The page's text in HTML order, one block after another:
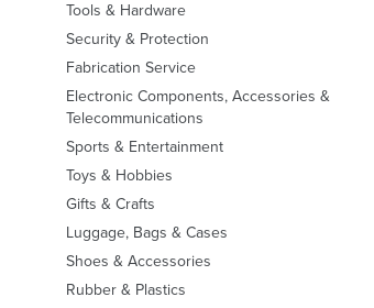
Tools & Hardware
Security & Protection
Fabrication Service
Electronic Components, Accessories &
Telecommunications
Sports & Entertainment
Toys & Hobbies
Gifts & Crafts
Luggage, Bags & Cases
Shoes & Accessories
Rubber & Plastics